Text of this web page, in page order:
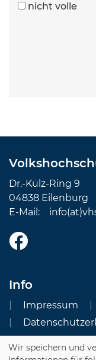
nicht volle
Dr.-Külz-Ring 9
04838 Eilenburg
E-Mail:
Info
Impressum
Cookie
Wir speichern und